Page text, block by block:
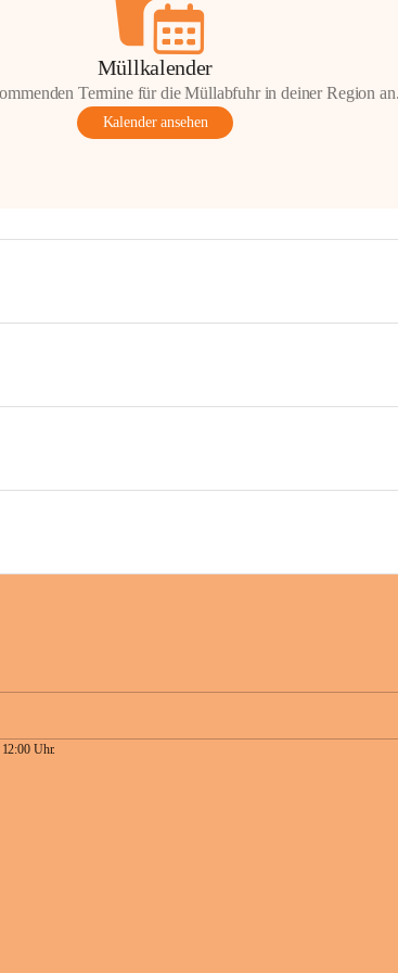
Müllkalender
Termine für die Müllabfuhr in deiner Region
Kalender ansehen
Uhr.